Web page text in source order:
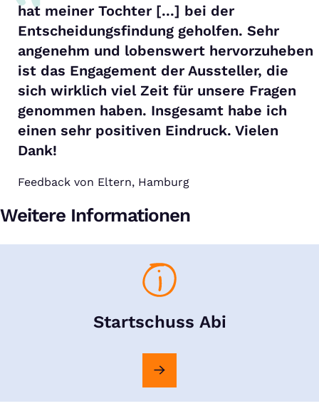
hat meiner Tochter [...] bei der
Entscheidungsfindung geholfen. Sehr
angenehm und lobenswert hervorzuheben
ist das Engagement der Aussteller, die
sich wirklich viel Zeit für unsere Fragen
genommen haben. Insgesamt habe ich
einen sehr positiven Eindruck. Vielen
Dank!
Feedback von Eltern, Hamburg
Weitere Informationen
Startschuss Abi